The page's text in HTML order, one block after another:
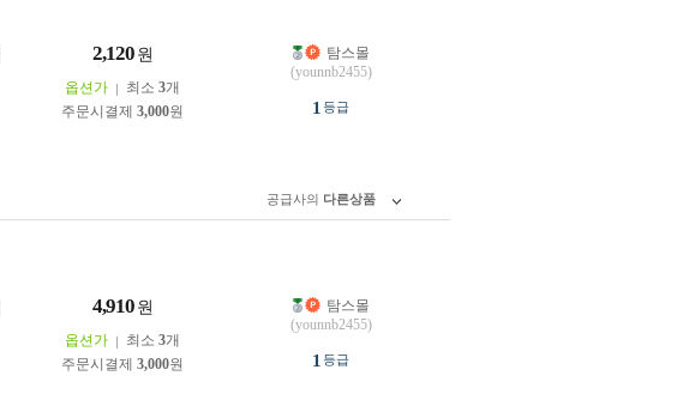
2,120 원
옵션가 최소 3개
주문시결제 3,000원
탐스몰
(younnb2455)
1 등급
공급사의 다른상품
4,910 원
옵션가 최소 3개
주문시결제 3,000원
탐스몰
(younnb2455)
1 등급